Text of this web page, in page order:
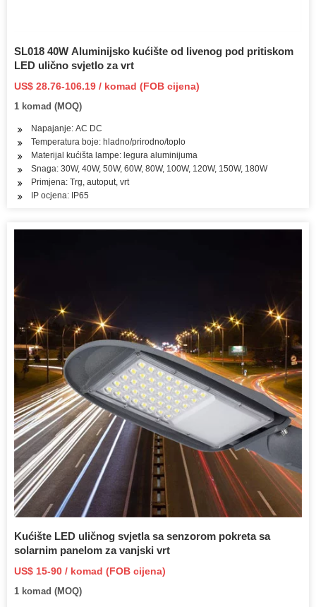
SL018 40W Aluminijsko kućište od livenog pod pritiskom
LED ulično svjetlo za vrt
US$ 28.76-106.19 / komad (FOB cijena)
1 komad (MOQ)
Napajanje: AC DC
Temperatura boje: hladno/prirodno/toplo
Materijal kućišta lampe: legura aluminijuma
Snaga: 30W, 40W, 50W, 60W, 80W, 100W, 120W, 150W, 180W
Primjena: Trg, autoput, vrt
IP ocjena: IP65
Kućište LED uličnog svjetla sa senzorom pokreta sa
solarnim panelom za vanjski vrt
US$ 15-90 / komad (FOB cijena)
1 komad (MOQ)